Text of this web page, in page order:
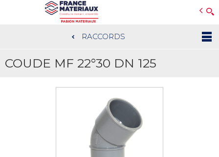
au
contenu
RACCORDS
COUDE MF 22°30 DN 125